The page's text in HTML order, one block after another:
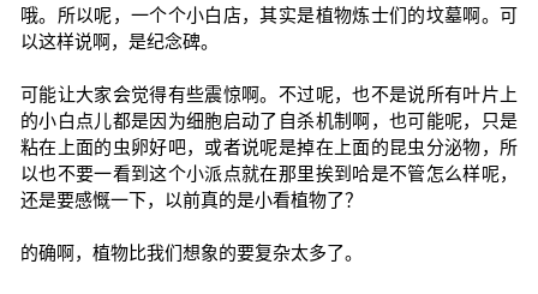
哦。所以呢，一个个小白店，其实是植物炼士们的坟墓啊。可
以这样说啊，是纪念碑。
可能让大家会觉得有些震惊啊。不过呢，也不是说所有叶片上
的小白点儿都是因为细胞启动了自杀机制啊，也可能呢，只是
粘在上面的虫卵好吧，或者说呢是掉在上面的昆虫分泌物，所
以也不要一看到这个小派点就在那里挨到哈是不管怎么样呢，
还是要感慨一下，以前真的是小看植物了？
的确啊，植物比我们想象的要复杂太多了。